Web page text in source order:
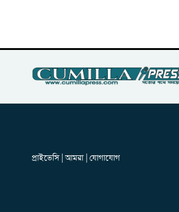
প্রাইভেসি | আমরা | যোগাযোগ